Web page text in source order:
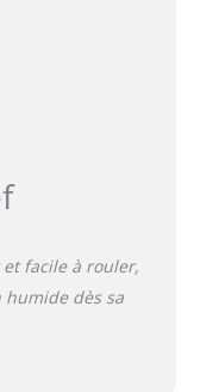
facile à rouler,
humide dès sa